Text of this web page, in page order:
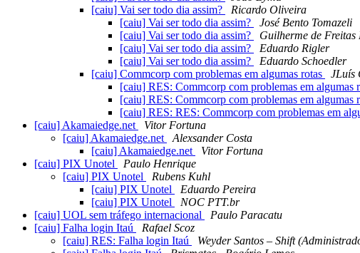
[caiu] Vai ser todo dia assim?
Ricardo Oliveira
[caiu] Vai ser todo dia assim?
José Bento Tomazeli
[caiu] Vai ser todo dia assim?
Guilherme de Freitas
[caiu] Vai ser todo dia assim?
Eduardo Rigler
[caiu] Vai ser todo dia assim?
Eduardo Schoedler
[caiu] Commcorp com problemas em algumas rotas
JLuís
[caiu] RES: Commcorp com problemas em algumas
[caiu] RES: Commcorp com problemas em algumas
[caiu] RES: RES: Commcorp com problemas em
[caiu] Akamaiedge.net
Vitor Fortuna
[caiu] Akamaiedge.net
Alexsander Costa
[caiu] Akamaiedge.net
Vitor Fortuna
[caiu] PIX Unotel
Paulo Henrique
[caiu] PIX Unotel
Rubens Kuhl
[caiu] PIX Unotel
Eduardo Pereira
[caiu] PIX Unotel
NOC PTT.br
[caiu] UOL sem tráfego internacional
Paulo Paracatu
[caiu] Falha login Itaú
Rafael Scoz
[caiu] RES: Falha login Itaú
Weyder Santos – Shift